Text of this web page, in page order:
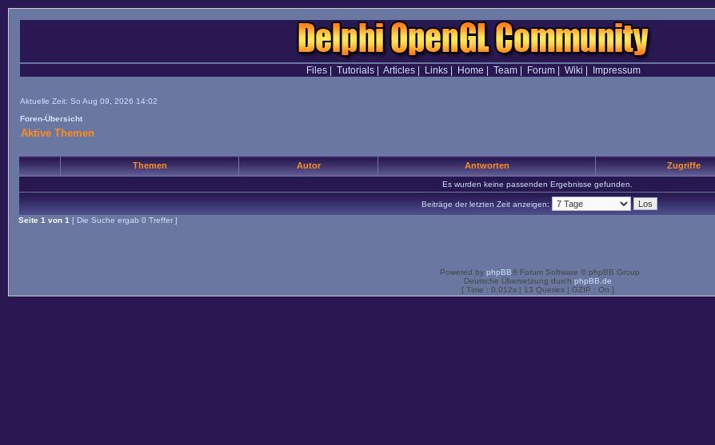
Files| Tutorials| Articles| Links| Home Team| Forum| Wiki Impressum
Aktuelle Zeit: So Aug 09, 2026 14:02
Foren-Übersicht
Aktive Themen
Themen Autor Antworten Zugriffe
Es wurden keine passenden Ergebnisse gefunden.
Beiträge der letzten Zeit anzeigen:
Seite 1 von 1 [ Die Suche ergab 0 Treffer ]
Powered by phpBB® Forum Software © phpBB Group
Deutsche Übersetzung durch phpBB.de
[ Time : 0.012s | 13 Queries | GZIP : On ]